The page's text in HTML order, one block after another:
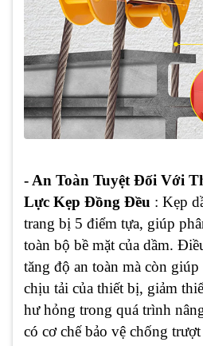
- An Toàn Tuyệt Đối Với
Lực Kẹp Đồng Đều : Kẹp
trang bị 5 điểm tựa, giúp
toàn bộ bề mặt của dầm.
tăng độ an toàn mà còn
chịu tải của thiết bị, giảm
hư hỏng trong quá trình
có cơ chế bảo vệ chống